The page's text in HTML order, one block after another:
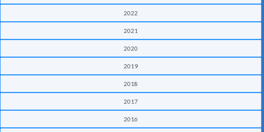
2022
2021
2020
2019
2018
2017
2016